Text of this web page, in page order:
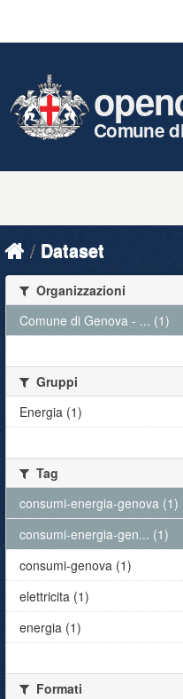
Comune
Dataset
Organizzazioni
Comune di Genova - ... (1)
Gruppi
Energia (1)
Tag
consumi-energia-genova (1)
consumi-energia-gen... (1)
consumi-genova (1)
elettricita (1)
energia (1)
Formati